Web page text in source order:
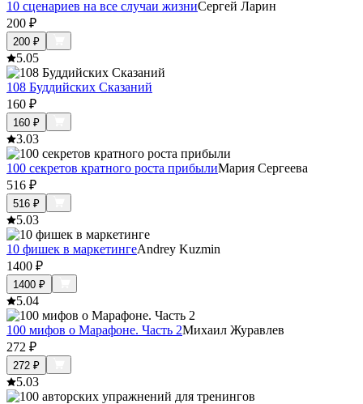
10 сценариев на все случаи жизниСергей Ларин
200 ₽
200 ₽
5.05
108 Буддийских Сказаний
160 ₽
160 ₽
3.03
100 секретов кратного роста прибылиМария Сергеева
516 ₽
516 ₽
5.03
10 фишек в маркетингеAndrey Kuzmin
1400 ₽
1400 ₽
5.04
100 мифов о Марафоне. Часть 2Михаил Журавлев
272 ₽
272 ₽
5.03